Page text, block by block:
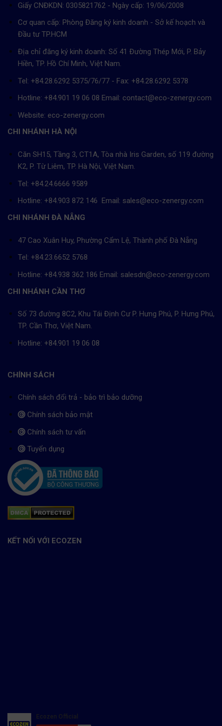
Giấy CNĐKDN: 0305821762 - Ngày cấp: 19/06/2008
Cơ quan cấp: Phòng Đăng ký kinh doanh - Sở kế hoạch và
Đầu tư TP.HCM
Địa chỉ đăng ký kinh doanh: Số 41 Đường Thép Mới, P. Bảy
Hiền, TP. Hồ Chí Minh, Việt Nam.
Tel: +84.28.6292 5375/76/77 - Fax: +84.28.6292 5378
Hotline: +84.901 19 06 08 Email: contact@eco-zenergy.com
Website: eco-zenergy.com
CHI NHÁNH HÀ NỘI
Căn SH15, Tầng 3, CT1A, Tòa nhà Iris Garden, số 119 đường
K2, P. Từ Liêm, TP. Hà Nội, Việt Nam.
Tel: +84.24.6666 9589
Hotline: +84.903 872 146 Email: sales@eco-zenergy.com
CHI NHÁNH ĐÀ NẴNG
47 Cao Xuân Huy, Phường Cẩm Lệ, Thành phố Đà Nẵng
Tel: +84.23.6652 5768
Hotline: +84.938 362 186 Email: salesdn@eco-zenergy.com
CHI NHÁNH CẦN THƠ
Số 73 đường 8C2, Khu Tái Định Cư P. Hưng Phú, P. Hưng Phú,
TP. Cần Thơ, Việt Nam.
Hotline: +84.901 19 06 08
CHÍNH SÁCH
Chính sách đổi trả - bảo trì bảo dưỡng
Chính sách bảo mật
Chính sách tư vấn
Tuyển dụng
KẾT NỐI VỚI ECOZEN